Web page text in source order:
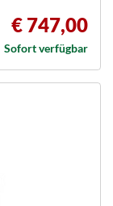
€ 747,00
Sofort verfügbar